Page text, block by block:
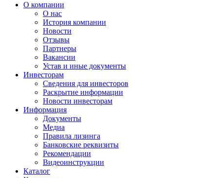
О компании
О нас
История компании
Новости
Отзывы
Партнеры
Вакансии
Устав и иные документы
Инвесторам
Сведения для инвесторов
Раскрытие информации
Новости инвесторам
Информация
Документы
Медиа
Правила лизинга
Банковские реквизиты
Рекомендации
Видеоинструкции
Каталог